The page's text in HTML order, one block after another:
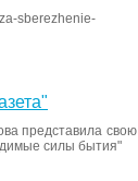
sberezhenie-
представила свою
силы бытия"